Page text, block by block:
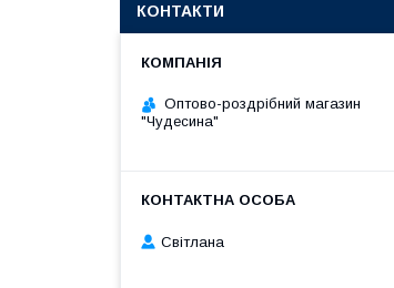
КОНТАКТИ
Оптово-роздрібний магазин
"Чудесина"
Світлана